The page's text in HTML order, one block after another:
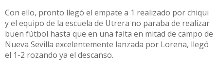
Con ello, pronto llegó el empate a 1 realizado por chiqui
y el equipo de la escuela de Utrera no paraba de realizar
buen fútbol hasta que en una falta en mitad de campo de
Nueva Sevilla excelentemente lanzada por Lorena, llegó
el 1-2 rozando ya el descanso.